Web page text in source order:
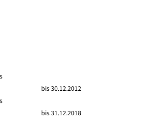
bis 30.12.2012
bis 31.12.2018